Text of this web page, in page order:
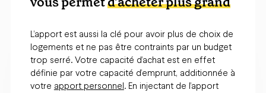
L’apport est aussi la clé pour avoir plus de choix de
logements et ne pas être contraints par un budget
trop serré. Votre capacité d’achat est en effet
définie par votre capacité d’emprunt, additionnée à
votre apport personnel. En injectant de l’apport